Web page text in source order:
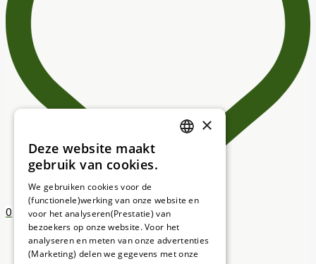
0
GERMAN
×
Deze website maakt
gebruik van cookies.
We gebruiken cookies voor de
(functionele)werking van onze website en
voor het analyseren(Prestatie) van
bezoekers op onze website. Voor het
analyseren en meten van onze advertenties
(Marketing) delen we gegevens met onze